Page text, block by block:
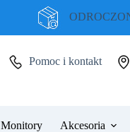
Pomoc i kontakt
Monitory Akcesoria